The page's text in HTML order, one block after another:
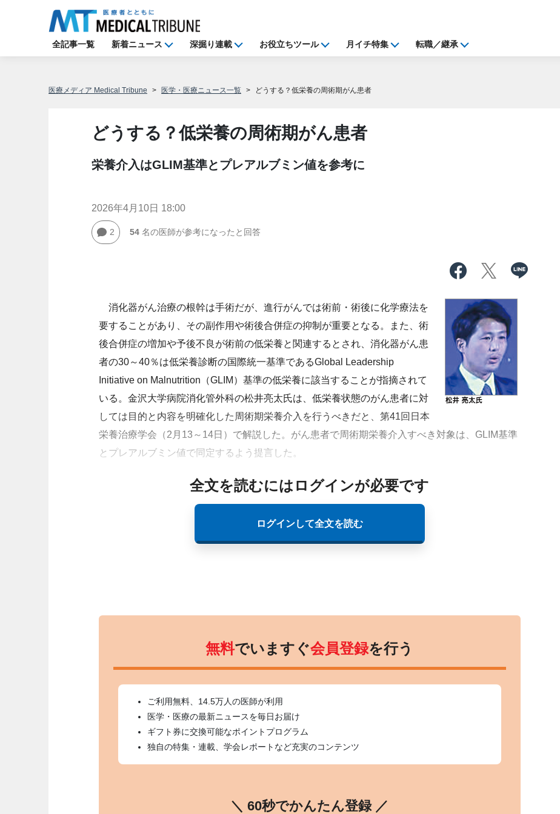
全記事一覧 新着ニュース 深掘り連載 お役立ちツール 月イチ特集 転職／継承
医療メディア Medical Tribune 医学・医療ニュース一覧 どうする？低栄養の周術期がん患者
どうする？低栄養の周術期がん患者
栄養介入はGLIM基準とプレアルブミン値を参考に
2026年4月10日 18:00
2 54名の医師が参考になったと回答
消化器がん治療の根幹は手術だが、進行がんでは術前・術後に化学療法を
要することがあり、その副作用や術後合併症の抑制が重要となる。また、術
後合併症の増加や予後不良が術前の低栄養と関連するとされ、消化器がん患
者の30～40％は低栄養診断の国際統一基準であるGlobal Leadership
Initiative on Malnutrition（GLIM）基準の低栄養に該当することが指摘されて
いる。金沢大学病院消化管外科の松井亮太氏は、低栄養状態のがん患者に対
しては目的と内容を明確化した周術期栄養介入を行うべきだと、第41回日本
栄養治療学会（2月13～14日）で解説した。がん患者で周術期栄養介入すべき対象は、GLIM基準
とプレアルブミン値で同定するよう提言した。
全文を読むにはログインが必要です
ログインして全文を読む
無料でいますぐ会員登録を行う
ご利用無料、14.5万人の医師が利用
医学・医療の最新ニュースを毎日お届け
ギフト券に交換可能なポイントプログラム
独自の特集・連載、学会レポートなど充実のコンテンツ
＼ 60秒でかんたん登録 ／